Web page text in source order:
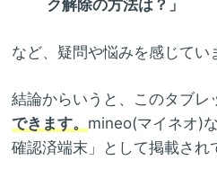
ク解除の方法は？」
など、疑問や悩みを感じてい
結論からいうと、このタブレ
できます。 mineo(マイネオ)
確認済端末」として掲載され